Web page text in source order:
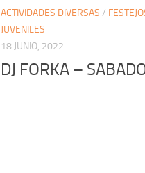
ACTIVIDADES DIVERSAS /
JUVENILES
18 JUNIO, 2022
DJ FORKA –